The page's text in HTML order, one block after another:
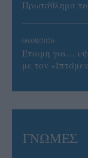
Πρωτάθλημα
06/08/2026
Έτοιμη για…
με τον
ΓΝΩΜΕΣ